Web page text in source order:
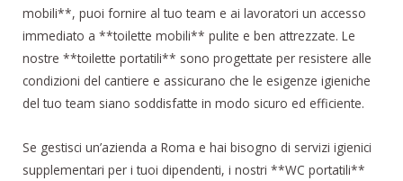
mobili**, puoi fornire al tuo team e ai lavoratori un accesso
immediato a **toilette mobili** pulite e ben attrezzate. Le
nostre **toilette portatili** sono progettate per resistere alle
condizioni del cantiere e assicurano che le esigenze igieniche
del tuo team siano soddisfatte in modo sicuro ed efficiente.
Se gestisci un’azienda a Roma e hai bisogno di servizi igienici
supplementari per i tuoi dipendenti, i nostri **WC portatili**